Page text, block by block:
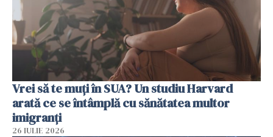
Vrei să te muți în SUA? Un studiu Harvard
arată ce se întâmplă cu sănătatea multor
imigranți
26 IULIE 2026